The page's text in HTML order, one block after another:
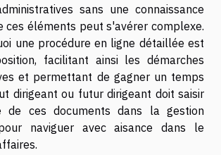
sans une connaissance
ces éléments peut s'avérer complexe.
une procédure en ligne détaillée est
facilitant ainsi les démarches
et permettant de gagner un temps
dirigeant ou futur dirigeant doit saisir
de ces documents dans la gestion
naviguer avec aisance dans le